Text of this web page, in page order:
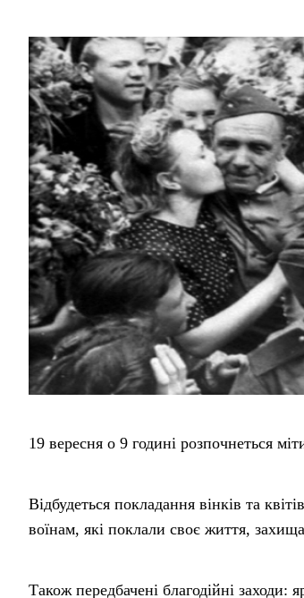
19 вересня о 9 годині розпочнеться
Відбудеться покладання вінків та
воїнам, які поклали своє життя,
Також передбачені благодійні заходи: